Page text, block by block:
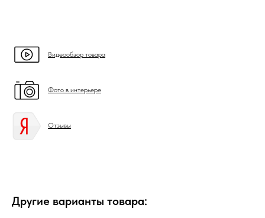
Видеообзор товара
Фото в интерьере
Отзывы
Другие варианты товара: